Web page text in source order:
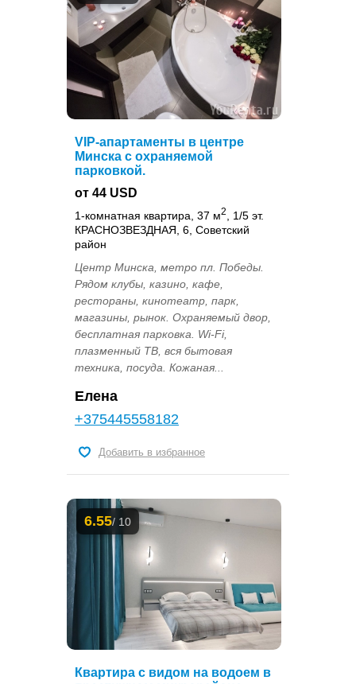
VIP-апартаменты в центре
Минска с охраняемой
парковкой.
от 44 USD
1-комнатная квартира, 37 м2
, 1/5 эт.
КРАСНОЗВЕЗДНАЯ, 6, Советский
район
Центр Минска, метро пл. Победы.
Рядом клубы, казино, кафе,
рестораны, кинотеатр, парк,
магазины, рынок. Охраняемый двор,
бесплатная парковка. Wi-Fi,
плазменный ТВ, вся бытовая
техника, посуда. Кожаная...
Елена
+375445558182
Добавить в избранное
6.55/ 10
Квартира с видом на водоем в